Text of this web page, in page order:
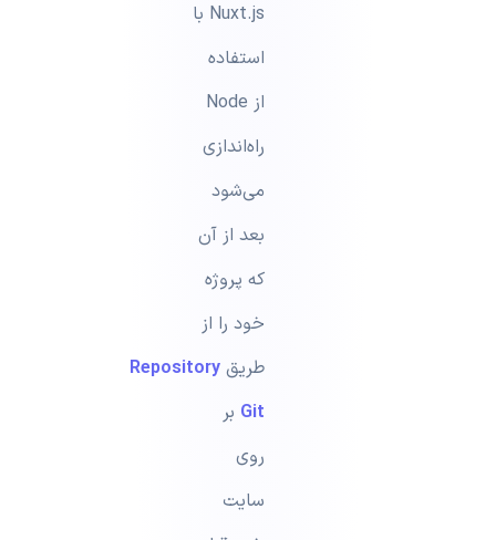
Nuxt.js با
استفاده
از Node
راه‌اندازی
می‌شود
بعد از آن
که پروژه
خود را از
طریق Repository
Git بر
روی
سایت